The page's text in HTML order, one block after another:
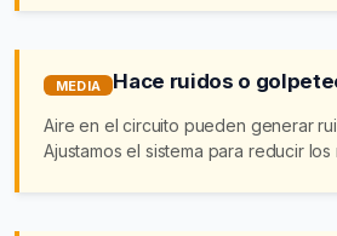
MEDIA Hace ruidos o
Aire en el circuito pueden generar
Ajustamos el sistema para reducir los